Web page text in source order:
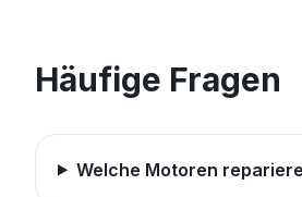
Häufige Fragen
Welche Motoren